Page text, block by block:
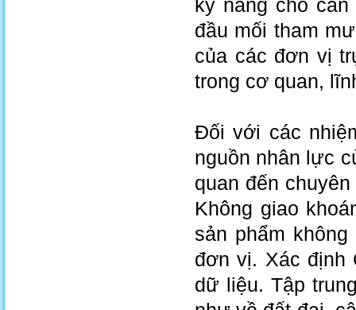
kỹ năng cho
đầu mối tham
của các đơn vị
trong cơ quan,
Đối với các
nguồn nhân lực
quan đến
Không giao
sản phẩm
đơn vị. Xác định
dữ liệu. Tập